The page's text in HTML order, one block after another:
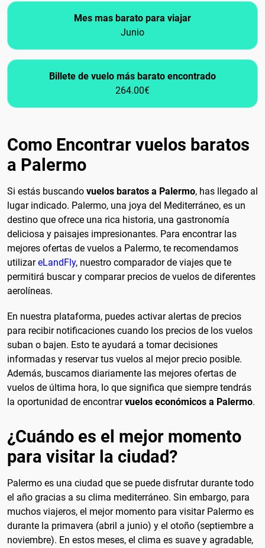
Mes mas barato para viajar
Junio
Billete de vuelo más barato encontrado
264.00€
Como Encontrar vuelos baratos
a Palermo
Si estás buscando vuelos baratos a Palermo, has llegado al
lugar indicado. Palermo, una joya del Mediterráneo, es un
destino que ofrece una rica historia, una gastronomía
deliciosa y paisajes impresionantes. Para encontrar las
mejores ofertas de vuelos a Palermo, te recomendamos
utilizareLandFly, nuestro comparador de viajes que te
permitirá buscar y comparar precios de vuelos de diferentes
aerolíneas.
En nuestra plataforma, puedes activar alertas de precios
para recibir notificaciones cuando los precios de los vuelos
suban o bajen. Esto te ayudará a tomar decisiones
informadas y reservar tus vuelos al mejor precio posible.
Además, buscamos diariamente las mejores ofertas de
vuelos de última hora, lo que significa que siempre tendrás
la oportunidad de encontrarvuelos económicos a Palermo.
¿Cuándo es el mejor momento
para visitar la ciudad?
Palermo es una ciudad que se puede disfrutar durante todo
el año gracias a su clima mediterráneo. Sin embargo, para
muchos viajeros, el mejor momento para visitar Palermo es
durante la primavera (abril a junio) y el otoño (septiembre a
noviembre). En estos meses, el clima es suave y agradable,